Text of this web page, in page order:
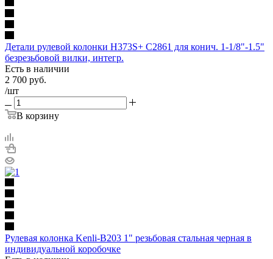
Детали рулевой колонки H373S+ C2861 для конич. 1-1/8"-1.5"
безрезьбовой вилки, интегр.
Есть в наличии
2 700 руб.
/шт
В корзину
Рулевая колонка Kenli-B203 1" резьбовая стальная черная в
индивидуальной коробочке